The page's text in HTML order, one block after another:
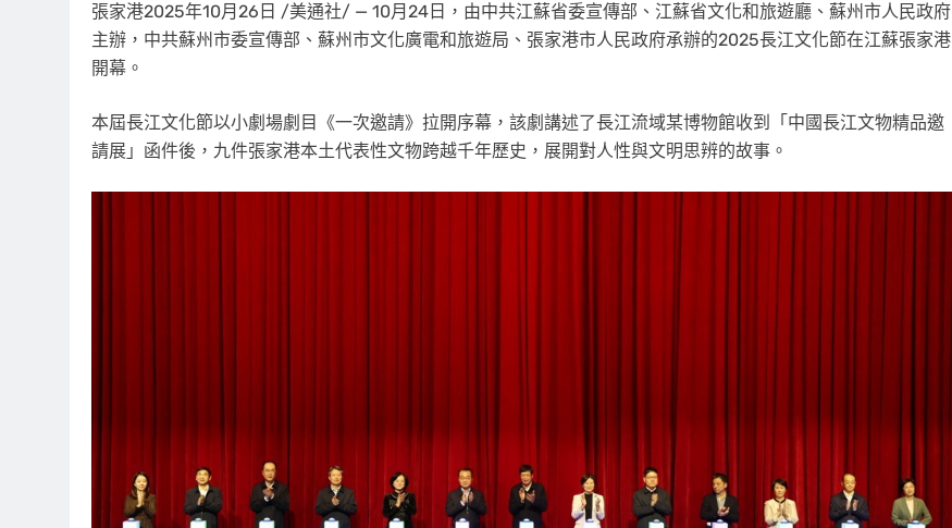
張家港2025年10月26日 /美通社/ — 10月24日，由中共江蘇省委宣傳部、江蘇省文化和旅遊廳、蘇州市人民政府
主辦，中共蘇州市委宣傳部、蘇州市文化廣電和旅遊局、張家港市人民政府承辦的2025長江文化節在江蘇張家港
開幕。
本屆長江文化節以小劇場劇目《一次邀請》拉開序幕，該劇講述了長江流域某博物館收到「中國長江文物精品邀
請展」函件後，九件張家港本土代表性文物跨越千年歷史，展開對人性與文明思辨的故事。